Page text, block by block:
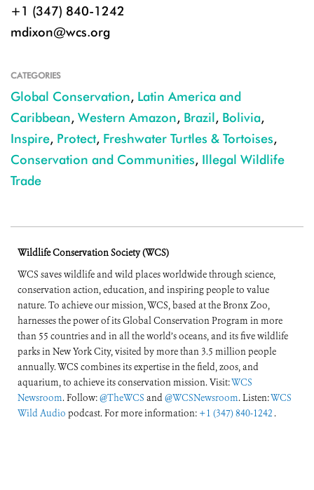
+1 (347) 840-1242
mdixon@wcs.org
CATEGORIES
Global Conservation, Latin America and
Caribbean, Western Amazon, Brazil, Bolivia,
Inspire, Protect, Freshwater Turtles & Tortoises,
Conservation and Communities, Illegal Wildlife
Trade
Wildlife Conservation Society (WCS)
WCS saves wildlife and wild places worldwide through science,
conservation action, education, and inspiring people to value
nature. To achieve our mission, WCS, based at the Bronx Zoo,
harnesses the power of its Global Conservation Program in more
than 55 countries and in all the world’s oceans, and its five wildlife
parks in New York City, visited by more than 3.5 million people
annually. WCS combines its expertise in the field, zoos, and
aquarium, to achieve its conservation mission. Visit:WCS
Newsroom. Follow:@TheWCS and@WCSNewsroom. Listen:WCS
Wild Audio podcast. For more information: +1 (347) 840-1242 .